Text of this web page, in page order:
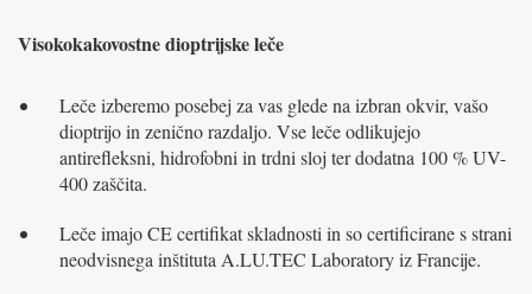
Visokokakovostne dioptrijske leče
Leče izberemo posebej za vas glede na izbran okvir, vašo
dioptrijo in zenično razdaljo. Vse leče odlikujejo
antirefleksni, hidrofobni in trdni sloj ter dodatna 100 % UV-
400 zaščita.
Leče imajo CE certifikat skladnosti in so certificirane s strani
neodvisnega inštituta A.LU.TEC Laboratory iz Francije.